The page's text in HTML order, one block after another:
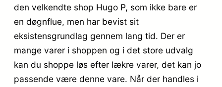
den velkendte shop Hugo P, som ikke bare er
en døgnflue, men har bevist sit
eksistensgrundlag gennem lang tid. Der er
mange varer i shoppen og i det store udvalg
kan du shoppe løs efter lækre varer, det kan jo
passende være denne vare. Når der handles i